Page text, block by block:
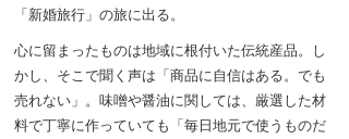
「新婚旅行」の旅に出る。
心に留まったものは地域に根付いた伝統産品。し
かし、そこで聞く声は「商品に自信はある。でも
売れない」。味噌や醤油に関しては、厳選した材
料で丁寧に作っていても「毎日地元で使うものだ